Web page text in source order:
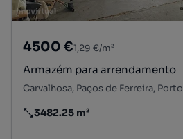
4500 €1,29 €/m²
Armazém para arrendamento
Carvalhosa, Paços de Ferreira, Porto
Preço por metro quadrado
3482.25 m²